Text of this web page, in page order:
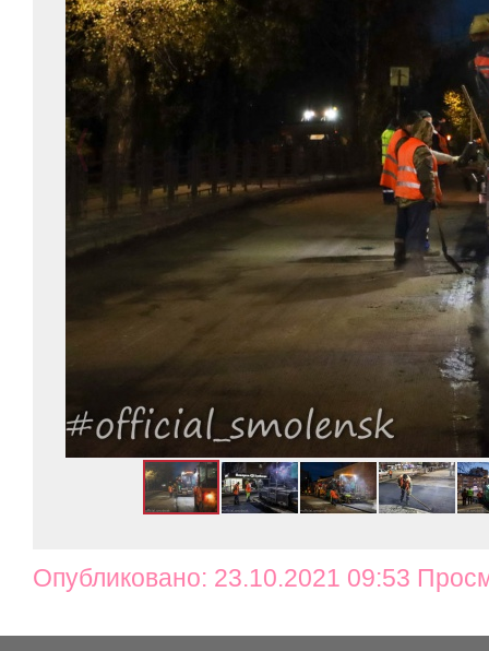
Опубликовано: 23.10.2021 09:53